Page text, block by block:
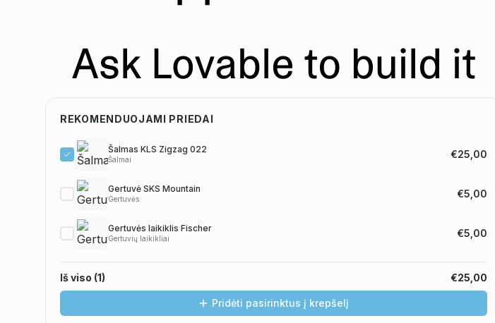
REKOMENDUOJAMI PRIEDAI
Šalmas KLS Zigzag 022
Šalmai €25,00
Gertuvė SKS Mountain
Gertuvės €5,00
Gertuvės laikiklis Fischer
Gertuvių laikikliai €5,00
Iš viso (1) €25,00
Pridėti pasirinktus į krepšelį